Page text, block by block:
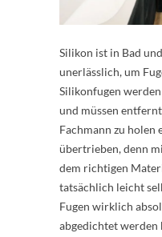
Silikon ist in Bad
unerlässlich, um
Silikonfugen
und müssen
Fachmann zu holen
übertrieben, denn
dem richtigen
tatsächlich leicht
Fugen wirklich
abgedichtet werden